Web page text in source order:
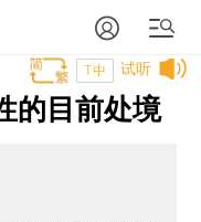
试听
T中
的目前处境